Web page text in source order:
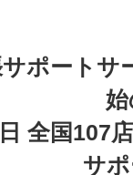
ポートサ
全国107
サ